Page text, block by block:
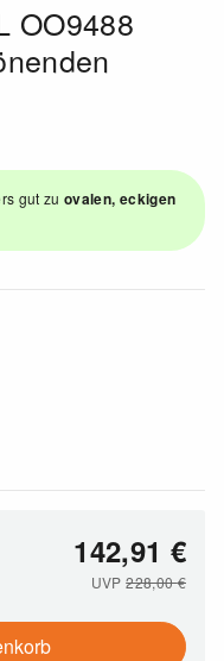
OO9488
gut zuovalen, eckigen
142,91 €
UVP228,00€